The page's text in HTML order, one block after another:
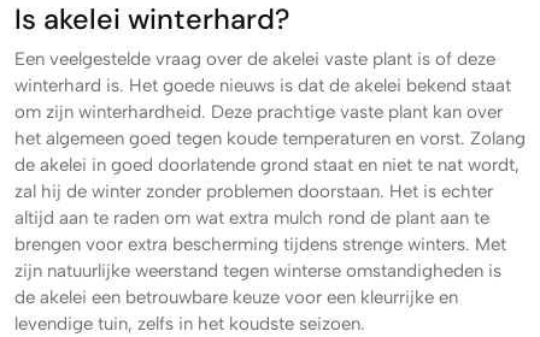
Is akelei winterhard?
Een veelgestelde vraag over de akelei vaste plant is of deze
winterhard is. Het goede nieuws is dat de akelei bekend staat
om zijn winterhardheid. Deze prachtige vaste plant kan over
het algemeen goed tegen koude temperaturen en vorst. Zolang
de akelei in goed doorlatende grond staat en niet te nat wordt,
zal hij de winter zonder problemen doorstaan. Het is echter
altijd aan te raden om wat extra mulch rond de plant aan te
brengen voor extra bescherming tijdens strenge winters. Met
zijn natuurlijke weerstand tegen winterse omstandigheden is
de akelei een betrouwbare keuze voor een kleurrijke en
levendige tuin, zelfs in het koudste seizoen.